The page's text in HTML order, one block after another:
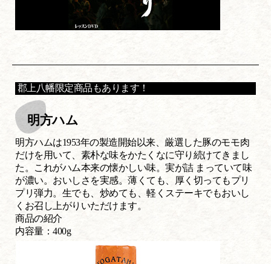
郡上八幡限定商品もあります！
明方ハム
明方ハムは1953年の製造開始以来、厳選した豚のモモ肉
だけを用いて、素朴な味をかたくなに守り続けてきまし
た。これがハム本来の懐かしい味。実が詰 まっていて味
が濃い。おいしさを実感。薄くても、厚く切ってもプリ
プリ弾力。生でも、炒めても、軽くステーキでもおいし
くお召し上がりいただけます。
商品の紹介
内容量：400g